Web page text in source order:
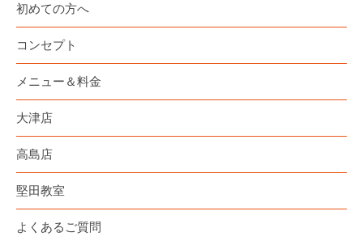
初めての方へ
コンセプト
メニュー＆料金
大津店
高島店
堅田教室
よくあるご質問